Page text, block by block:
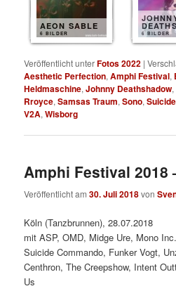
AEON SABLE
6 BILDER 6 BILDER
Veröffentlicht unterFotos 2022 |
Aesthetic Perfection,Amphi Festival,
Heldmaschine,Johnny Deathshadow,
Rroyce,Samsas Traum,Sono,
V2A,Wisborg
Amphi Festival 2018
Veröffentlicht am30. Juli 2018von
Köln (Tanzbrunnen), 28.07.2018
mit ASP, OMD, Midge Ure, Mono
Suicide Commando, Funker Vogt,
Centhron, The Creepshow, Intent
Us